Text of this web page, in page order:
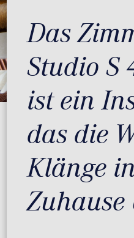
Das
Studio S
ist ein
das die
Klänge